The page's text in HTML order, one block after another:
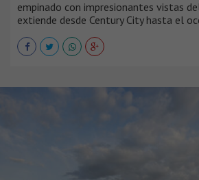
empinado con impresionantes vistas
extiende desde Century City hasta el